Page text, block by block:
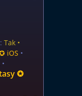
Tak •
iOS •
•
✪